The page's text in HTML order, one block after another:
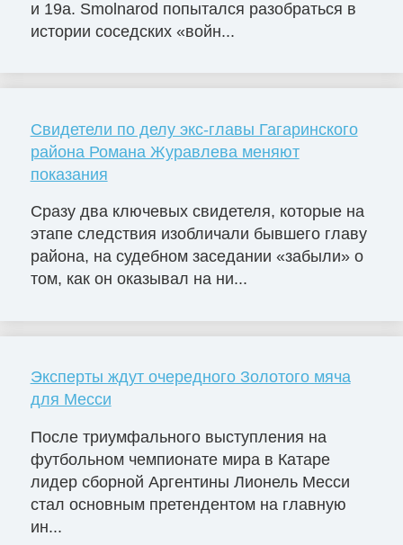
и 19а. Smolnarod попытался разобраться в
истории соседских «войн...
Свидетели по делу экс-главы Гагаринского
района Романа Журавлева меняют
показания
Сразу два ключевых свидетеля, которые на
этапе следствия изобличали бывшего главу
района, на судебном заседании «забыли» о
том, как он оказывал на ни...
Эксперты ждут очередного Золотого мяча
для Месси
После триумфального выступления на
футбольном чемпионате мира в Катаре
лидер сборной Аргентины Лионель Месси
стал основным претендентом на главную
ин...